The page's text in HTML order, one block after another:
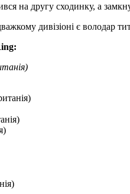
на другу сходинку, а
дивізіоні є володар